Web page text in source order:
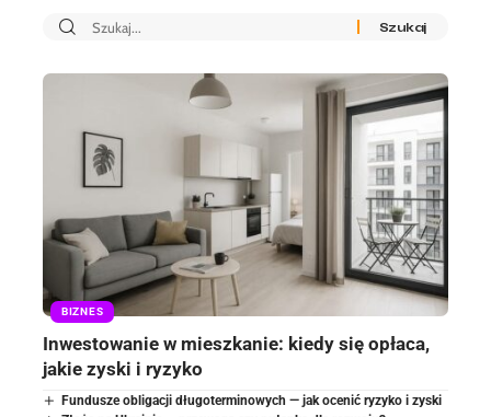
BIZNES
Inwestowanie w mieszkanie: kiedy się opłaca,
jakie zyski i ryzyko
Fundusze obligacji długoterminowych — jak ocenić ryzyko i zyski